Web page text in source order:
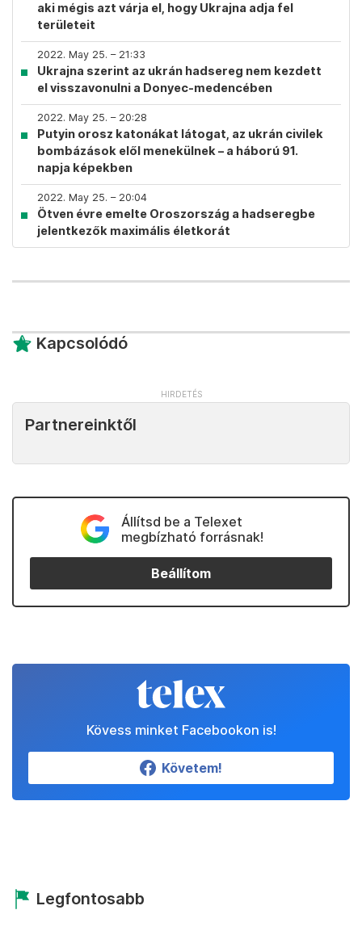
aki mégis azt várja el, hogy Ukrajna adja fel
területeit
2022. May 25. – 21:33
Ukrajna szerint az ukrán hadsereg nem kezdett
el visszavonulni a Donyec-medencében
2022. May 25. – 20:28
Putyin orosz katonákat látogat, az ukrán civilek
bombázások elől menekülnek – a háború 91.
napja képekben
2022. May 25. – 20:04
Ötven évre emelte Oroszország a hadseregbe
jelentkezők maximális életkorát
Kapcsolódó
Partnereinktől
Állítsd be a Telexet
megbízható forrásnak!
Beállítom
Kövess minket Facebookon is!
Követem!
Legfontosabb